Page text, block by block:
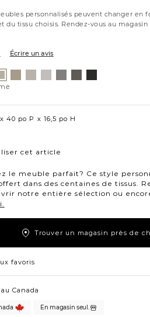
personnalisés peuvent changer en
du tissu choisis. Rendez-vous au
Écrire un avis
lune
40 po P 16,5 po H
cet article
le meuble parfait? Ce style
dans des centaines de tissus.
notre entière sélection ou
Trouver un magasin près de
favoris
Canada
En magasin seul.